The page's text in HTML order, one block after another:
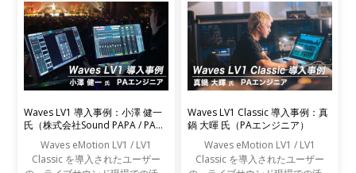
Waves LV1 導入事例：小澤 健一
氏（株式会社Sound PAPA / PAエ
ンジニア）
Waves eMotion LV1 / LV1
Classic を導入されたユーザー
Waves LV1 Classic 導入事例：真
鍋 大暉 氏（PAエンジニア）
Waves eMotion LV1 / LV1
Classic を導入されたユーザー